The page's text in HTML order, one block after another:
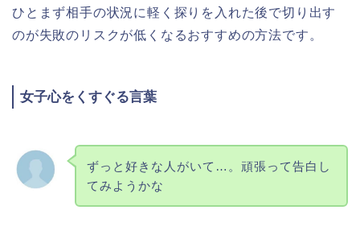
ひとまず相手の状況に軽く探りを入れた後で切り出す
のが失敗のリスクが低くなるおすすめの方法です。
女子心をくすぐる言葉
ずっと好きな人がいて…。頑張って告白し
てみようかな